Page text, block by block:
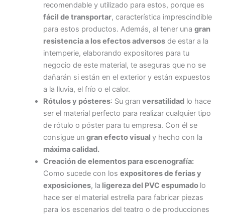
recomendable y utilizado para estos, porque es
fácil de transportar, característica imprescindible
para estos productos. Además, al tener unagran
resistencia a los efectos adversos de estar a la
intemperie, elaborando expositores para tu
negocio de este material, te aseguras que no se
dañarán si están en el exterior y están expuestos
a la lluvia, el frío o el calor.
Rótulos y pósteres: Su gran versatilidad lo hace
ser el material perfecto para realizar cualquier tipo
de rótulo o póster para tu empresa. Con él se
consigue un gran efecto visualy hecho con la
máxima calidad.
Creación de elementos para escenografía:
Como sucede con losexpositores de ferias y
exposiciones, la ligereza del PVC espumado lo
hace ser el material estrella para fabricar piezas
para los escenarios del teatro o de producciones